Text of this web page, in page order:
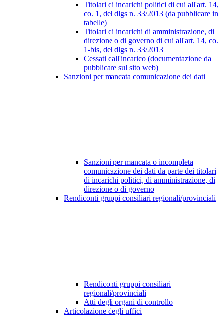
Titolari di incarichi politici di cui all'art. 14,
co. 1, del dlgs n. 33/2013 (da pubblicare in
tabelle)
Titolari di incarichi di amministrazione, di
direzione o di governo di cui all'art. 14, co.
1-bis, del dlgs n. 33/2013
Cessati dall'incarico (documentazione da
pubblicare sul sito web)
Sanzioni per mancata comunicazione dei dati
Sanzioni per mancata o incompleta
comunicazione dei dati da parte dei titolari
di incarichi politici, di amministrazione, di
direzione o di governo
Rendiconti gruppi consiliari regionali/provinciali
Rendiconti gruppi consiliari
regionali/provinciali
Atti degli organi di controllo
Articolazione degli uffici